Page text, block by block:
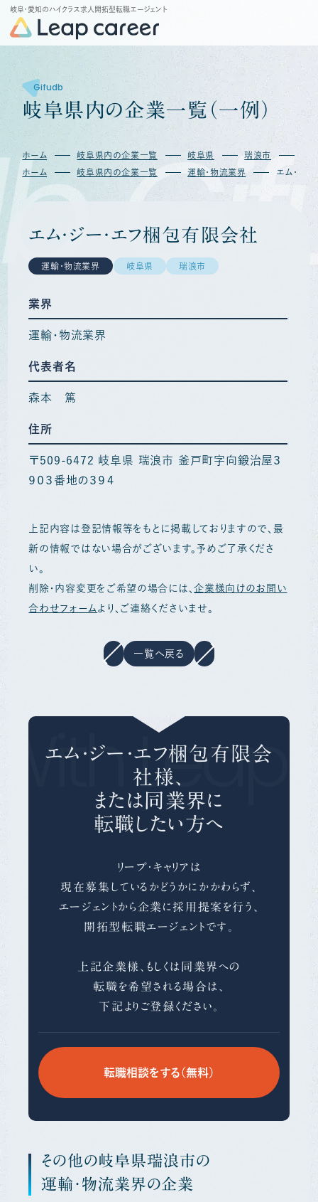
岐阜・愛知のハイクラス求人開拓型転職エージェント
Gifudb
岐阜県 内の企業一覧 （ 一例 ）
ホーム 岐阜県内の企業一覧 岐阜県 瑞浪市
ホーム
岐阜県内の企業一覧 運輸・物流業界 エム・ジ
エム・ジー・エフ梱包有限会社
運輸・物流業界 岐阜県 瑞浪市
業界
運輸・物流業界
代表者名
森本 篤
住所
〒509-6472 岐阜県 瑞浪市 釜戸町字向鍛治屋３
９０３番地の３９４
上記内容は登記情報等をもとに掲載しておりますので、最
新の情報ではない場合がございます。予めご了承くださ
い。
削除・内容変更をご希望の場合には、企業様向けのお問い
合わせフォーム より、ご連絡くださいませ。
一覧へ戻る
Leap
エム・ジー・エフ梱包有限会
社様、
または同業界に
転職したい方へ
リープ・キャリアは
現在募集しているかどうかにかかわらず、
エージェントから企業に採用提案を行う、
開拓型転職エージェントです。
上記企業様、もしくは同業界への
転職を希望される場合は、
下記よりご登録ください。
転職相談をする（無料）
その他の岐阜県瑞浪市の
運輸・物流業界の企業